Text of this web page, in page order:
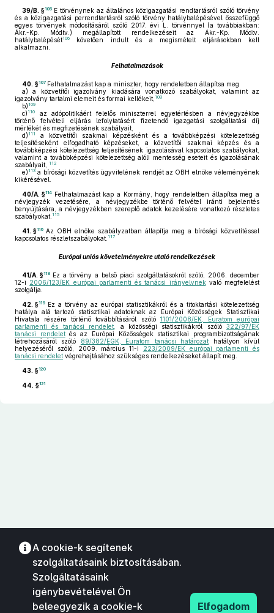
39/B. §105 E törvénynek az általános közigazgatási rendtartásról szóló törvény
és a közigazgatási perrendtartásról szóló törvény hatálybalépésével összefüggő
egyes törvények módosításáról szóló 2017. évi L. törvénnyel (a továbbiakban:
Ákr.-Kp. Módtv.) megállapított rendelkezéseit az Ákr.-Kp. Módtv.
hatálybalépését106
követően indult és a megismételt eljárásokban kell
alkalmazni.
Felhatalmazások
40. §107 Felhatalmazást kap a miniszter, hogy rendeletben állapítsa meg
a) a közvetítői igazolvány kiadására vonatkozó szabályokat, valamint az
igazolvány tartalmi elemeit és formai kellékeit, 108
b) 109
c) 110
az adópolitikáért felelős miniszterrel egyetértésben a névjegyzékbe
történő felvételi eljárás lefolytatásért fizetendő igazgatási szolgáltatási díj
mértékét és megfizetésének szabályait,
d) 111
a közvetítői szakmai képzésként és a továbbképzési kötelezettség
teljesítéseként elfogadható képzéseket, a közvetítői szakmai képzés és a
továbbképzési kötelezettség teljesítésének igazolásával kapcsolatos szabályokat,
valamint a továbbképzési kötelezettség alóli mentesség eseteit és igazolásának
szabályait,
112
e) 113 a bírósági közvetítés ügyvitelének rendjét az OBH elnöke véleményének
kikérésével.
40/A. §114 Felhatalmazást kap a Kormány, hogy rendeletben állapítsa meg a
névjegyzék vezetésére, a névjegyzékbe történő felvétel iránti bejelentés
benyújtására, a névjegyzékben szereplő adatok kezelésére vonatkozó részletes
szabályokat. 115
41. §116 Az OBH elnöke szabályzatban állapítja meg a bírósági közvetítéssel
kapcsolatos részletszabályokat. 117
Európai uniós követelményekre utaló rendelkezések
41/A. §118 Ez a törvény a belső piaci szolgáltatásokról szóló, 2006. december
12-i 2006/123/EK európai parlamenti és tanácsi irányelvnekvaló megfelelést
szolgálja.
42. §119 Ez a törvény az európai statisztikákról és a titoktartási kötelezettség
hatálya alá tartozó statisztikai adatoknak az Európai Közösségek Statisztikai
Hivatala részére történő továbbításáról szóló 1101/2008/EK, Euratom európai
parlamenti és tanácsi rendelet,
a közösségi statisztikákról szóló 322/97/EK
tanácsi rendeletés az Európai Közösségek statisztikai programbizottságának
létrehozásáról szóló 89/382/EGK, Euratom tanácsi határozat hatályon kívül
helyezéséről szóló, 2009. március 11-i
223/2009/EK európai parlamenti és
tanácsi rendelet végrehajtásához szükséges rendelkezéseket állapít meg.
43. §120
44. §121
A cookie-k segítenek
szolgáltatásaink biztosításában.
Szolgáltatásaink
igénybevételével Ön
beleegyezik a cookie-k
Elfogadom